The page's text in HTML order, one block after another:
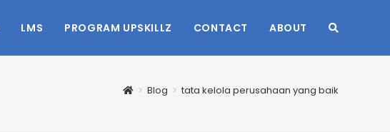
LMS PROGRAM UPSKILLZ CONTACT ABOUT TOGGLE
WEBSITE
> Blog > tata kelola perusahaan yang baik